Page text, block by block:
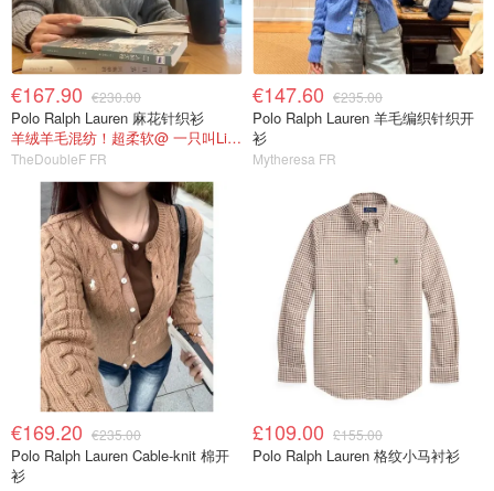
€167.90 €230.00
Polo Ralph Lauren 麻花针织衫
羊绒羊毛混纺！超柔软@ 一只叫Linshka的兔子
TheDoubleF FR
€147.60 €235.00
Polo Ralph Lauren 羊毛编织针织开
衫
Mytheresa FR
€169.20 €235.00
Polo Ralph Lauren Cable-knit 棉开
衫
£109.00 £155.00
Polo Ralph Lauren 格纹小马衬衫